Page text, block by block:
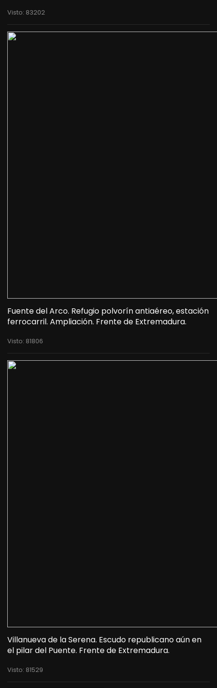
Visto: 83202
Fuente del Arco. Refugio polvorín antiaéreo, estación
ferrocarril. Ampliación. Frente de Extremadura.
Visto: 81806
Villanueva de la Serena. Escudo republicano aún en
el pilar del Puente. Frente de Extremadura.
Visto: 81529